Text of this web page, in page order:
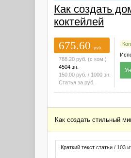
Как создать
коктейлей
675.60
руб.
788.20 руб. (с ком.)
4504 зн.
150.00 руб. / 1000 зн.
Статья за руб.
Как создать стильный
Краткий текст статьи / 103